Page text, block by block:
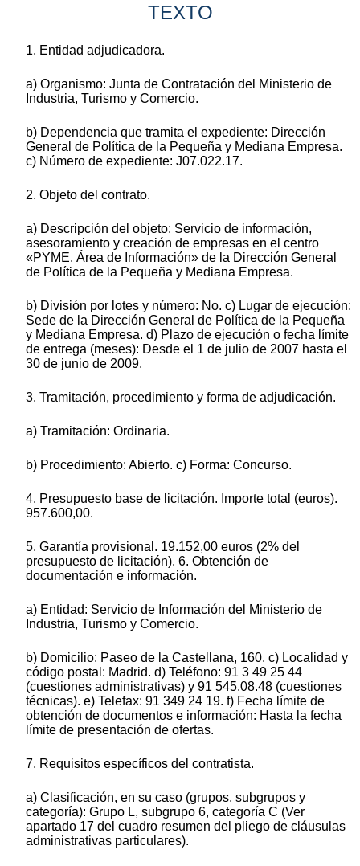
TEXTO
1. Entidad adjudicadora.
a) Organismo: Junta de Contratación del Ministerio de
Industria, Turismo y Comercio.
b) Dependencia que tramita el expediente: Dirección
General de Política de la Pequeña y Mediana Empresa.
c) Número de expediente: J07.022.17.
2. Objeto del contrato.
a) Descripción del objeto: Servicio de información,
asesoramiento y creación de empresas en el centro
«PYME. Área de Información» de la Dirección General
de Política de la Pequeña y Mediana Empresa.
b) División por lotes y número: No. c) Lugar de ejecución:
Sede de la Dirección General de Política de la Pequeña
y Mediana Empresa. d) Plazo de ejecución o fecha límite
de entrega (meses): Desde el 1 de julio de 2007 hasta el
30 de junio de 2009.
3. Tramitación, procedimiento y forma de adjudicación.
a) Tramitación: Ordinaria.
b) Procedimiento: Abierto. c) Forma: Concurso.
4. Presupuesto base de licitación. Importe total (euros).
957.600,00.
5. Garantía provisional. 19.152,00 euros (2% del
presupuesto de licitación). 6. Obtención de
documentación e información.
a) Entidad: Servicio de Información del Ministerio de
Industria, Turismo y Comercio.
b) Domicilio: Paseo de la Castellana, 160. c) Localidad y
código postal: Madrid. d) Teléfono: 91 3 49 25 44
(cuestiones administrativas) y 91 545.08.48 (cuestiones
técnicas). e) Telefax: 91 349 24 19. f) Fecha límite de
obtención de documentos e información: Hasta la fecha
límite de presentación de ofertas.
7. Requisitos específicos del contratista.
a) Clasificación, en su caso (grupos, subgrupos y
categoría): Grupo L, subgrupo 6, categoría C (Ver
apartado 17 del cuadro resumen del pliego de cláusulas
administrativas particulares).